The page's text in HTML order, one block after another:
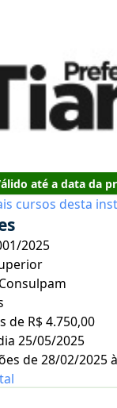
até a data da
cursos desta
2025
de R$ 4.750,00
25/05/2025
de 28/02/2025